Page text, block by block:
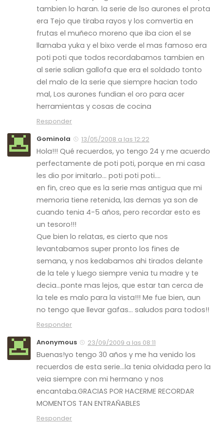
tambien lo haran. la serie de lso aurones el prota
era Tejo que tiraba rayos y los comvertia en
frutas el muñeco moreno que iba cion el se
llamaba yuka y el bixo verde el mas famoso era
poti poti que todos recordabamos tambien en
al serie salian gallofa que era el soldado tonto
del malo de la serie que siempre hacian todo
mal, Los aurones fundian el oro para acer
herramientas y cosas de cocina
Responder
Gominola
13/05/2008 a las 12:22
Hola!!! Qué recuerdos, yo tengo 24 y me acuerdo
perfectamente de poti poti, porque en mi casa
les dio por imitarlo… poti poti poti….
en fin, creo que es la serie mas antigua que mi
memoria tiene retenida, las demas ya son de
cuando tenia 4-5 años, pero recordar esto es
un tesoro!!!
Que bien lo relatas, es cierto que nos
levantabamos super pronto los fines de
semana, y nos kedabamos ahi tirados delante
de la tele y luego siempre venia tu madre y te
decia…ponte mas lejos, que estar tan cerca de
la tele es malo para la vista!!! Me fue bien, aun
no tengo que llevar gafas… saludos para todos!!
Responder
Anonymous
23/09/2009 a las 08:11
Buenas!yo tengo 30 años y me ha venido los
recuerdos de esta serie…la tenia olvidada pero la
veia siempre con mi hermano y nos
encantaba.GRACIAS POR HACERME RECORDAR
MOMENTOS TAN ENTRAÑABLES
Responder